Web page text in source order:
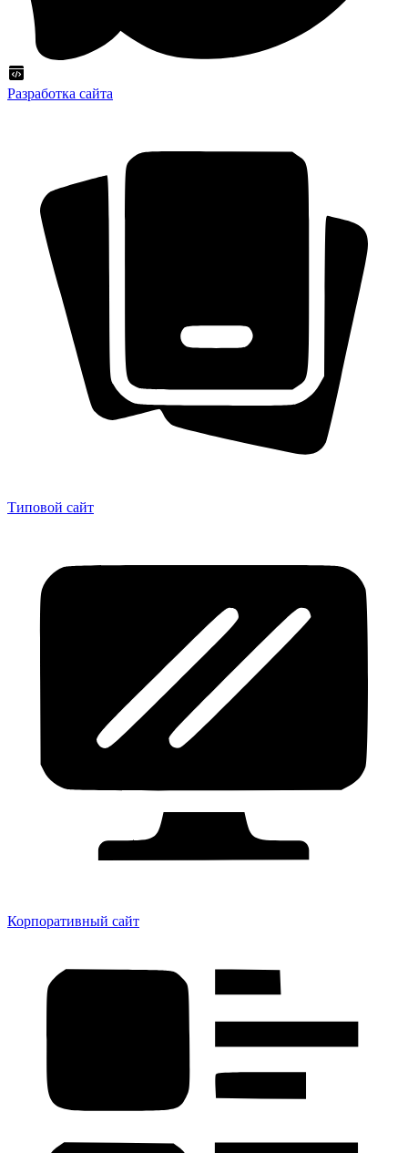
Разработка сайта
Типовой сайт
Корпоративный сайт